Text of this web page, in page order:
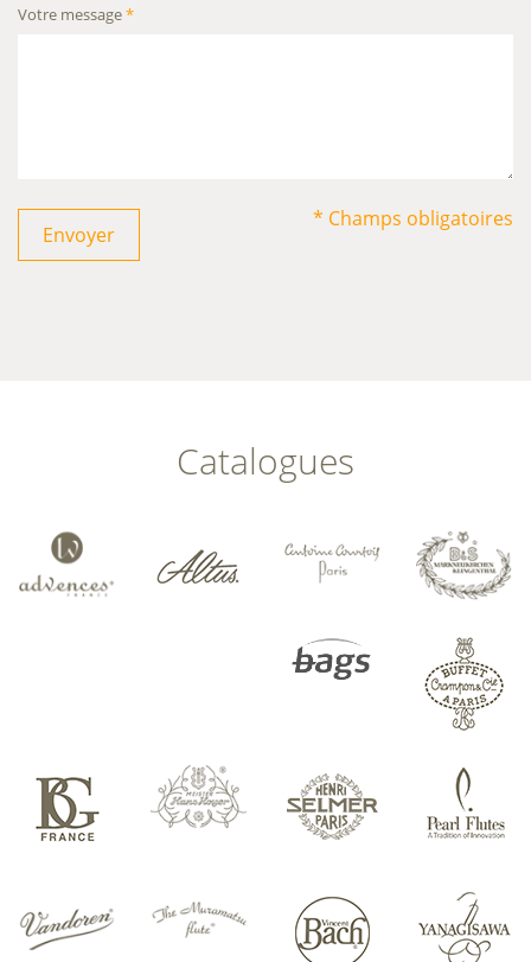
Votre message*
Envoyer
* Champs obligatoires
Catalogues